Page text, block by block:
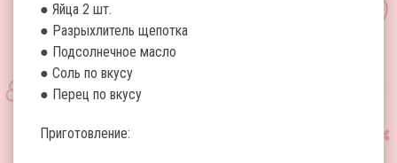
● Яйца 2 шт.
● Разрыхлитель щепотка
● Подсолнечное масло
● Соль по вкусу
● Перец по вкусу
Приготовление: